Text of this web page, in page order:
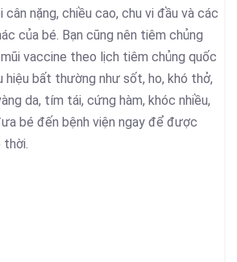
nặng, chiều cao, chu vi đầu và các
của bé. Bạn cũng nên tiêm chủng
vaccine theo lịch tiêm chủng quốc
hiệu bất thường như sốt, ho, khó thở,
da, tím tái, cứng hàm, khóc nhiều,
bé đến bệnh viện ngay để được
thời.